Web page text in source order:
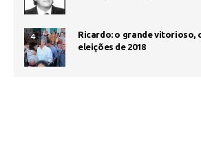
4
Ricardo: o grande vitorioso,
eleições de 2018